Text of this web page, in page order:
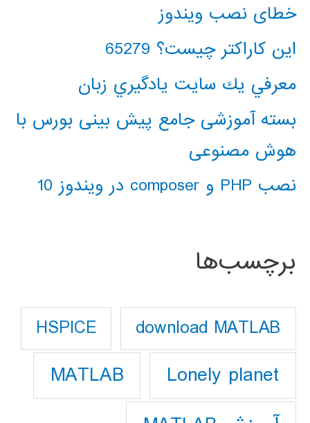
خطای نصب ویندوز
این کاراکتر چیست؟ 65279
معرفي يك سايت يادگيري زبان
بسته آموزشی جامع پیش بینی بورس با
هوش مصنوعی
نصب PHP و composer در ویندوز 10
برچسب‌ها
download MATLAB
HSPICE
Lonely planet
MATLAB